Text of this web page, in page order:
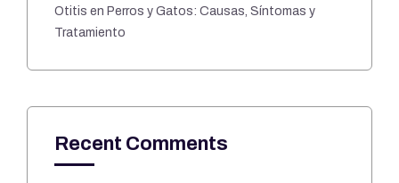
Otitis en Perros y Gatos: Causas, Síntomas y
Tratamiento
Recent Comments